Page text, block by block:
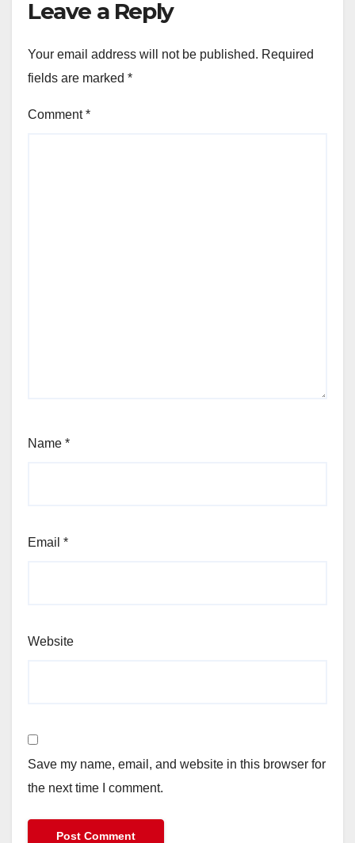
Leave a Reply
Your email address will not be published. Required
fields are marked *
Comment*
Name *
Email *
Website
Save my name, email, and website in this browser for
the next time I comment.